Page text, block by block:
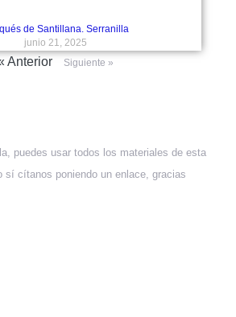
de Santillana. Serranilla
junio 21, 2025
Anterior Siguiente »
puedes usar todos los materiales de esta
sí cítanos poniendo un enlace, gracias